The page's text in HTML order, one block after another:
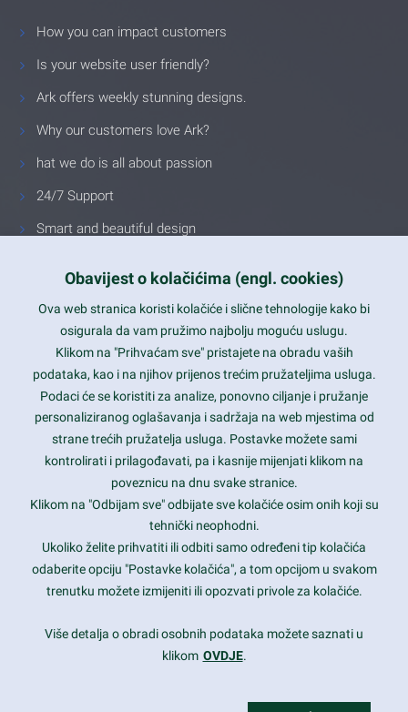
How you can impact customers
Is your website user friendly?
Ark offers weekly stunning designs.
Why our customers love Ark?
hat we do is all about passion
24/7 Support
Smart and beautiful design
Latest trends and much more...
Contact Info
1600 Amphitheatre Parkway, Mountain View, CA 94043
prothemes.net@gmail.com
Daily: 9:00 am - 6:00 pm
Sunday: Closed
Copyright 2017FRESHFACE© All Rights Reserved
Obavijest o kolačićima (engl. cookies)
Ova web stranica koristi kolačiće i slične tehnologije kako bi
osigurala da vam pružimo najbolju moguću uslugu.
Klikom na "Prihvaćam sve" pristajete na obradu vaših
podataka, kao i na njihov prijenos trećim pružateljima usluga.
Podaci će se koristiti za analize, ponovno ciljanje i pružanje
personaliziranog oglašavanja i sadržaja na web mjestima od
strane trećih pružatelja usluga. Postavke možete sami
kontrolirati i prilagođavati, pa i kasnije mijenjati klikom na
poveznicu na dnu svake stranice.
Klikom na "Odbijam sve" odbijate sve kolačiće osim onih koji su
tehnički neophodni.
Ukoliko želite prihvatiti ili odbiti samo određeni tip kolačića
odaberite opciju "Postavke kolačića", a tom opcijom u svakom
trenutku možete izmijeniti ili opozvati privole za kolačiće.
Više detalja o obradi osobnih podataka možete saznati u
klikom OVDJE.